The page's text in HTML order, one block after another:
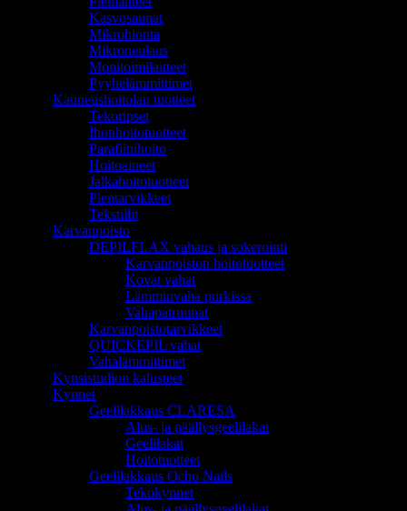
Kasvosaunat
Mikrohionta
Mikroneulaus
Monitoimilaitteet
Pyyhelämmittimet
Kauneushoitolan tuotteet
Tekoripset
Ihonhoitotuotteet
Parafiinihoito
Hoitoaineet
Jalkahoitotuotteet
Pientarvikkeet
Tekstiilit
Karvanpoisto
DEPILFLAX vahaus ja sokerointi
Karvanpoiston hoitotuotteet
Kovat vahat
Lämminvaha purkissa
Vahapatruunat
Karvanpoistotarvikkeet
QUICKEPIL vahat
Vahalämmittimet
Kynsistudion kalusteet
Kynnet
Geelilakkaus CLARESA
Alus- ja päällysgeelilakat
Geelilakat
Hoitotuotteet
Geelilakkaus Ocho Nails
Tekokynnet